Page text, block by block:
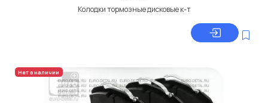
Колодки тормозные дисковые к-т
Нет в наличии